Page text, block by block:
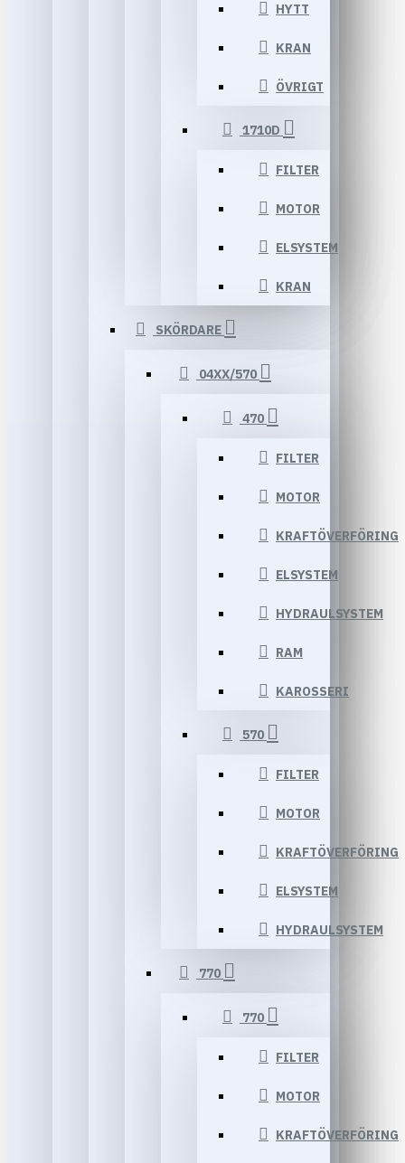
HYTT
KRAN
ÖVRIGT
1710D
FILTER
MOTOR
ELSYSTEM
KRAN
SKÖRDARE
04XX/570
470
FILTER
MOTOR
KRAFTÖVERFÖRING
ELSYSTEM
HYDRAULSYSTEM
RAM
KAROSSERI
570
FILTER
MOTOR
KRAFTÖVERFÖRING
ELSYSTEM
HYDRAULSYSTEM
770
770
FILTER
MOTOR
KRAFTÖVERFÖRING